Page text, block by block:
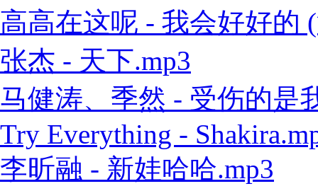
高高在这呢 - 我会好好的
张杰 - 天下.mp3
马健涛、季然 - 受伤的是
Try Everything -
李昕融 - 新娃哈哈.mp3